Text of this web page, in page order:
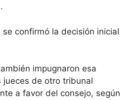
se confirmó la decisión inicial
impugnaron esa
jueces de otro tribunal
a favor del consejo, según